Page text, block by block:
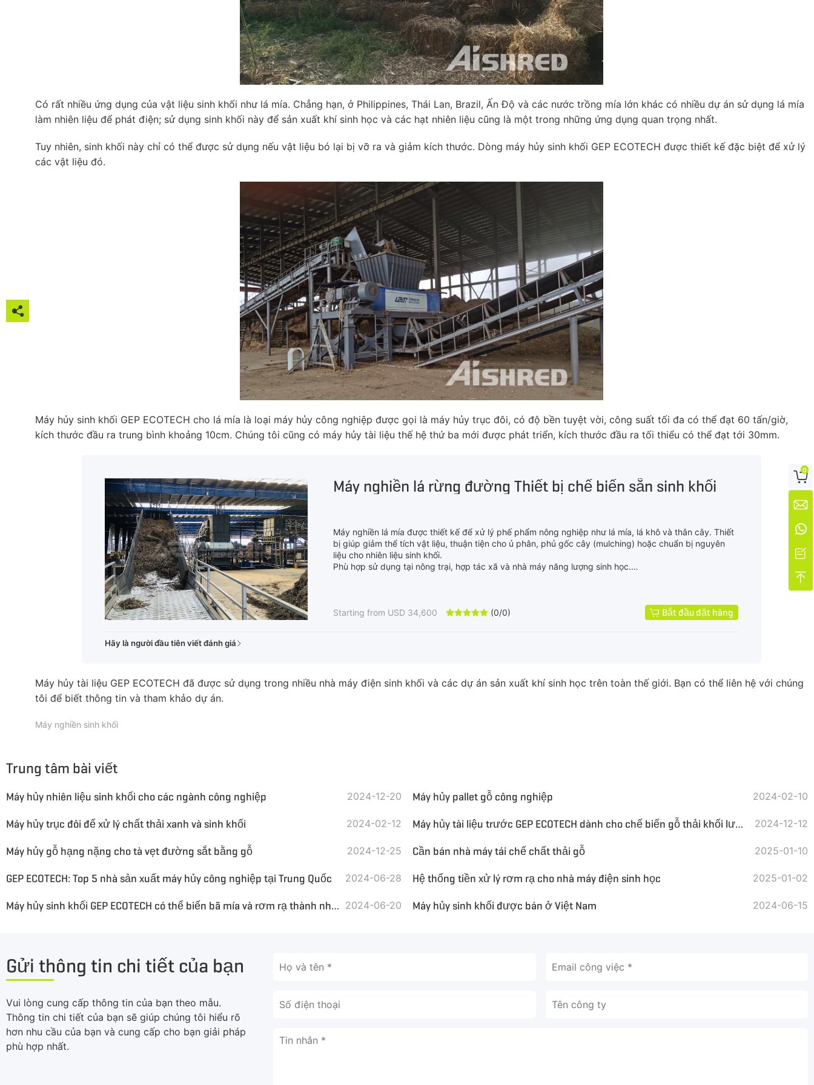
Có rất nhiều ứng dụng của vật liệu sinh khối như lá mía. Chẳng hạn, ở Philippines, Thái Lan, Brazil, Ấn Độ và các nước trồng mía lớn khác có nhiều dự án sử dụng lá mía
làm nhiên liệu để phát điện; sử dụng sinh khối này để sản xuất khí sinh học và các hạt nhiên liệu cũng là một trong những ứng dụng quan trọng nhất.
Tuy nhiên, sinh khối này chỉ có thể được sử dụng nếu vật liệu bó lại bị vỡ ra và giảm kích thước. Dòng máy hủy sinh khối GEP ECOTECH được thiết kế đặc biệt để xử lý
các vật liệu đó.
Máy hủy sinh khối GEP ECOTECH cho lá mía là loại máy hủy công nghiệp được gọi là máy hủy trục đôi, có độ bền tuyệt vời, công suất tối đa có thể đạt 60 tấn/giờ,
kích thước đầu ra trung bình khoảng 10cm. Chúng tôi cũng có máy hủy tài liệu thế hệ thứ ba mới được phát triển, kích thước đầu ra tối thiểu có thể đạt tới 30mm.
Máy nghiền lá rừng đường Thiết bị chế biến sẵn sinh khối
Máy nghiền lá mía được thiết kế để xử lý phế phẩm nông nghiệp như lá mía, lá khô và thân cây. Thiết
bị giúp giảm thể tích vật liệu, thuận tiện cho ủ phân, phủ gốc cây (mulching) hoặc chuẩn bị nguyên
liệu cho nhiên liệu sinh khối.
Phù hợp sử dụng tại nông trại, hợp tác xã và nhà máy năng lượng sinh học.
Starting from USD 34,600 (0/0) Bắt đầu đặt hàng
Hãy là người đầu tiên viết đánh giá
Máy hủy tài liệu GEP ECOTECH đã được sử dụng trong nhiều nhà máy điện sinh khối và các dự án sản xuất khí sinh học trên toàn thế giới. Bạn có thể liên hệ với chúng
tôi để biết thông tin và tham khảo dự án.
Máy nghiền sinh khối

Trung tâm bài viết
Máy hủy nhiên liệu sinh khối cho các ngành công nghiệp 2024-12-20 Máy hủy pallet gỗ công nghiệp 2024-02-10
Máy hủy trục đôi để xử lý chất thải xanh và sinh khối 2024-02-12 Máy hủy tài liệu trước GEP ECOTECH dành cho chế biến gỗ thải khối lượng lớn và cồng kềnh 2024-12-12
Máy hủy gỗ hạng nặng cho tà vẹt đường sắt bằng gỗ 2024-12-25 Cần bán nhà máy tái chế chất thải gỗ 2025-01-10
GEP ECOTECH: Top 5 nhà sản xuất máy hủy công nghiệp tại Trung Quốc 2024-06-28 Hệ thống tiền xử lý rơm rạ cho nhà máy điện sinh học 2025-01-02
Máy hủy sinh khối GEP ECOTECH có thể biến bã mía và rơm rạ thành nhiên liệu sinh học 2024-06-20 Máy hủy sinh khối được bán ở Việt Nam 2024-06-15
Gửi thông tin chi tiết của bạn
Vui lòng cung cấp thông tin của bạn theo mẫu.
Thông tin chi tiết của bạn sẽ giúp chúng tôi hiểu rõ
hơn nhu cầu của bạn và cung cấp cho bạn giải pháp
phù hợp nhất.

0



